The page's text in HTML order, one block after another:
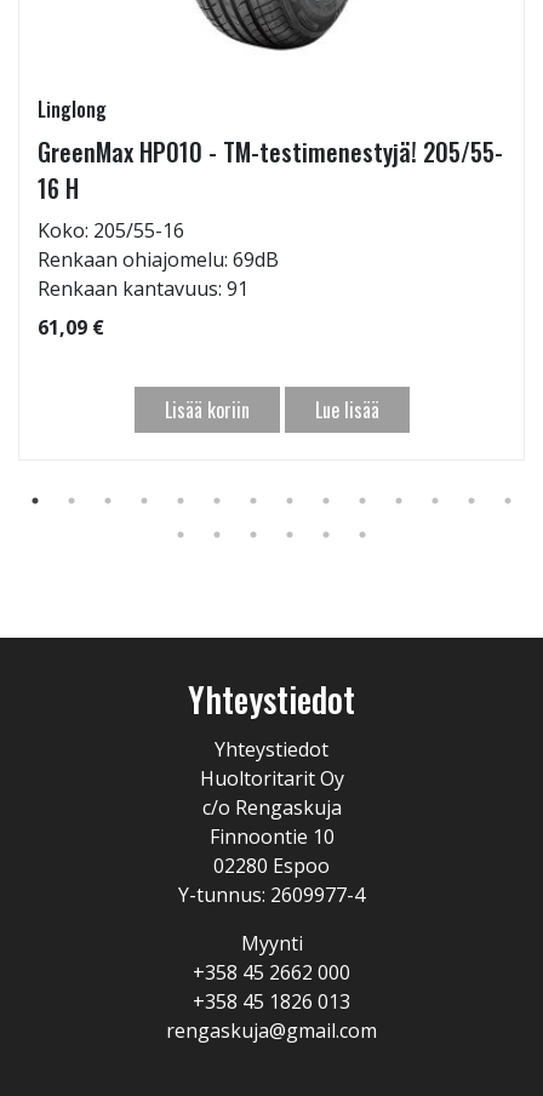
Linglong
GreenMax HP010 - TM-testimenestyjä! 205/55-
16 H
Koko: 205/55-16
Renkaan ohiajomelu: 69dB
Renkaan kantavuus: 91
61,09 €
Lisää koriin Lue lisää
Yhteystiedot
Yhteystiedot
Huoltoritarit Oy
c/o Rengaskuja
Finnoontie 10
02280 Espoo
Y-tunnus: 2609977-4
Myynti
+358 45 2662 000
+358 45 1826 013
rengaskuja@gmail.com